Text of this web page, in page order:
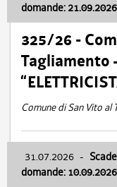
domande:
325/26 -
Tagliamento
Comune di San Vito al
31.07.2026 -
domande: